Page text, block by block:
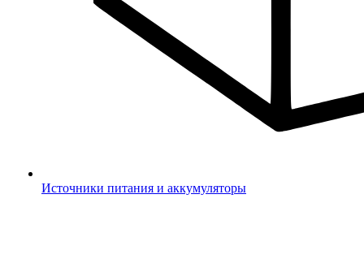
Источники питания и аккумуляторы